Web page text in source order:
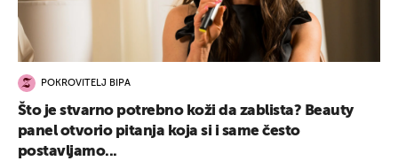
POKROVITELJ BIPA
Što je stvarno potrebno koži da zablista? Beauty
panel otvorio pitanja koja si i same često
postavljamo...